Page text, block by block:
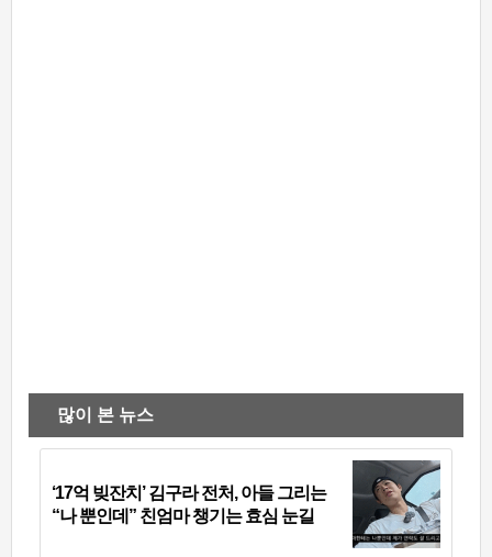
많이 본 뉴스
‘17억 빚잔치’ 김구라 전처, 아들 그리는
“나 뿐인데” 친엄마 챙기는 효심 눈길